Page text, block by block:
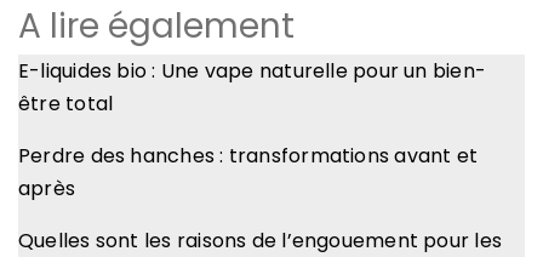
A lire également
E-liquides bio : Une vape naturelle pour un bien-
être total
Perdre des hanches : transformations avant et
après
Quelles sont les raisons de l’engouement pour les